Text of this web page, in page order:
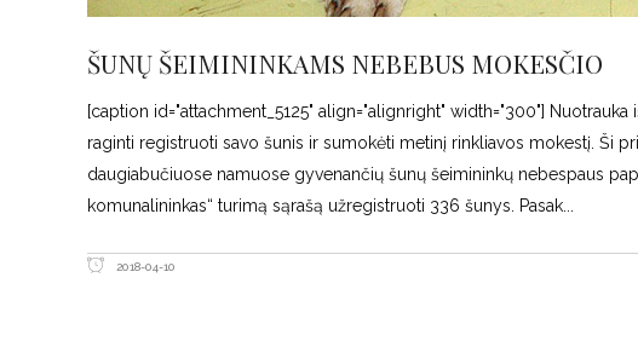
ŠUNŲ ŠEIMININKAMS NEBEBUS MOKESČIO
[caption id="attachment_5125" align="alignright" width="300"]
raginti registruoti savo šunis ir sumokėti metinį rinkliavos mokestį. Ši
daugiabučiuose namuose gyvenančių šunų šeimininkų nebespaus
komunalininkas“ turimą sąrašą užregistruoti 336 šunys. Pasak
2018-04-10